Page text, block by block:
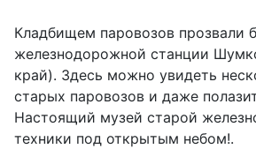
Кладбищем паровозов прозвали
железнодорожной станции
край). Здесь можно увидеть
старых паровозов и даже
Настоящий музей старой
техники под открытым небом!.